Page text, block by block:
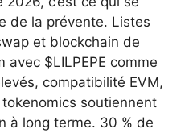
de la prévente. Listes
et blockchain de
avec $LILPEPE comme
compatibilité EVM,
soutiennent
à long terme. 30 % de